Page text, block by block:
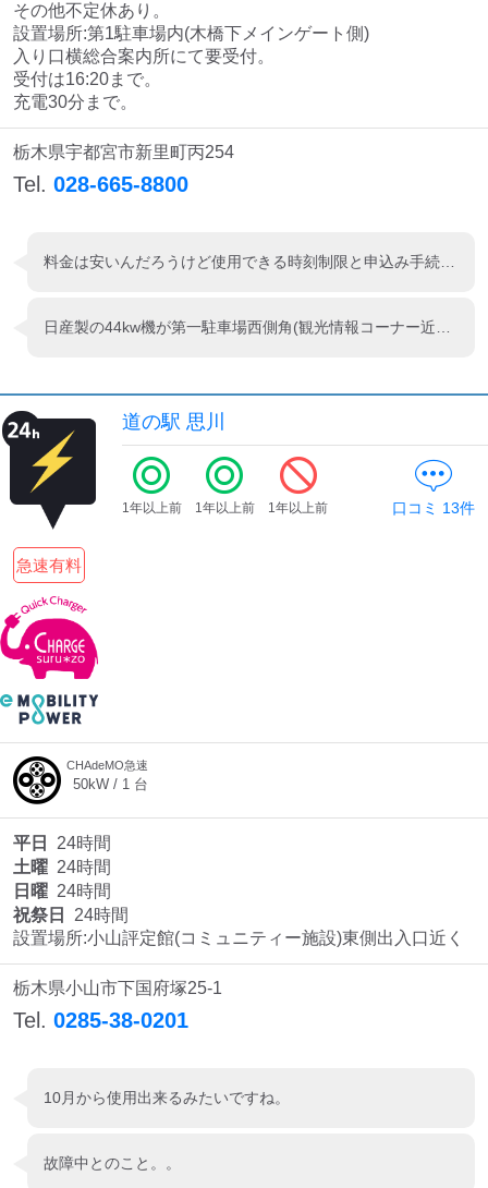
その他不定休あり。
設置場所:第1駐車場内(木橋下メインゲート側)
入り口横総合案内所にて要受付。
受付は16:20まで。
充電30分まで。
栃木県宇都宮市新里町丙254
Tel. 028-665-8800
料金は安いんだろうけど使用できる時刻制限と申込み手続きが厄介。
日産製の44kw機が第一駐車場西側角(観光情報コーナー近く)に設置されていました。empカードなどは使えず、総合案内所にて現金をお支払いしてから利用できます。駐車場満車時でも、充電専用のスペースに充電器が設置されているため、「充電利用」の旨を警備員の方に伝えれば利用できると思います。
道の駅 思川
急速有料
1年以上前 1年以上前 1年以上前 口コミ 13件
CHAdeMO急速
50kW / 1 台
平日
24時間
土曜 24時間
日曜 24時間
祝祭日
24時間
設置場所:小山評定館(コミュニティー施設)東側出入口近く
栃木県小山市下国府塚25-1
Tel. 0285-38-0201
10月から使用出来るみたいですね。
故障中とのこと。。